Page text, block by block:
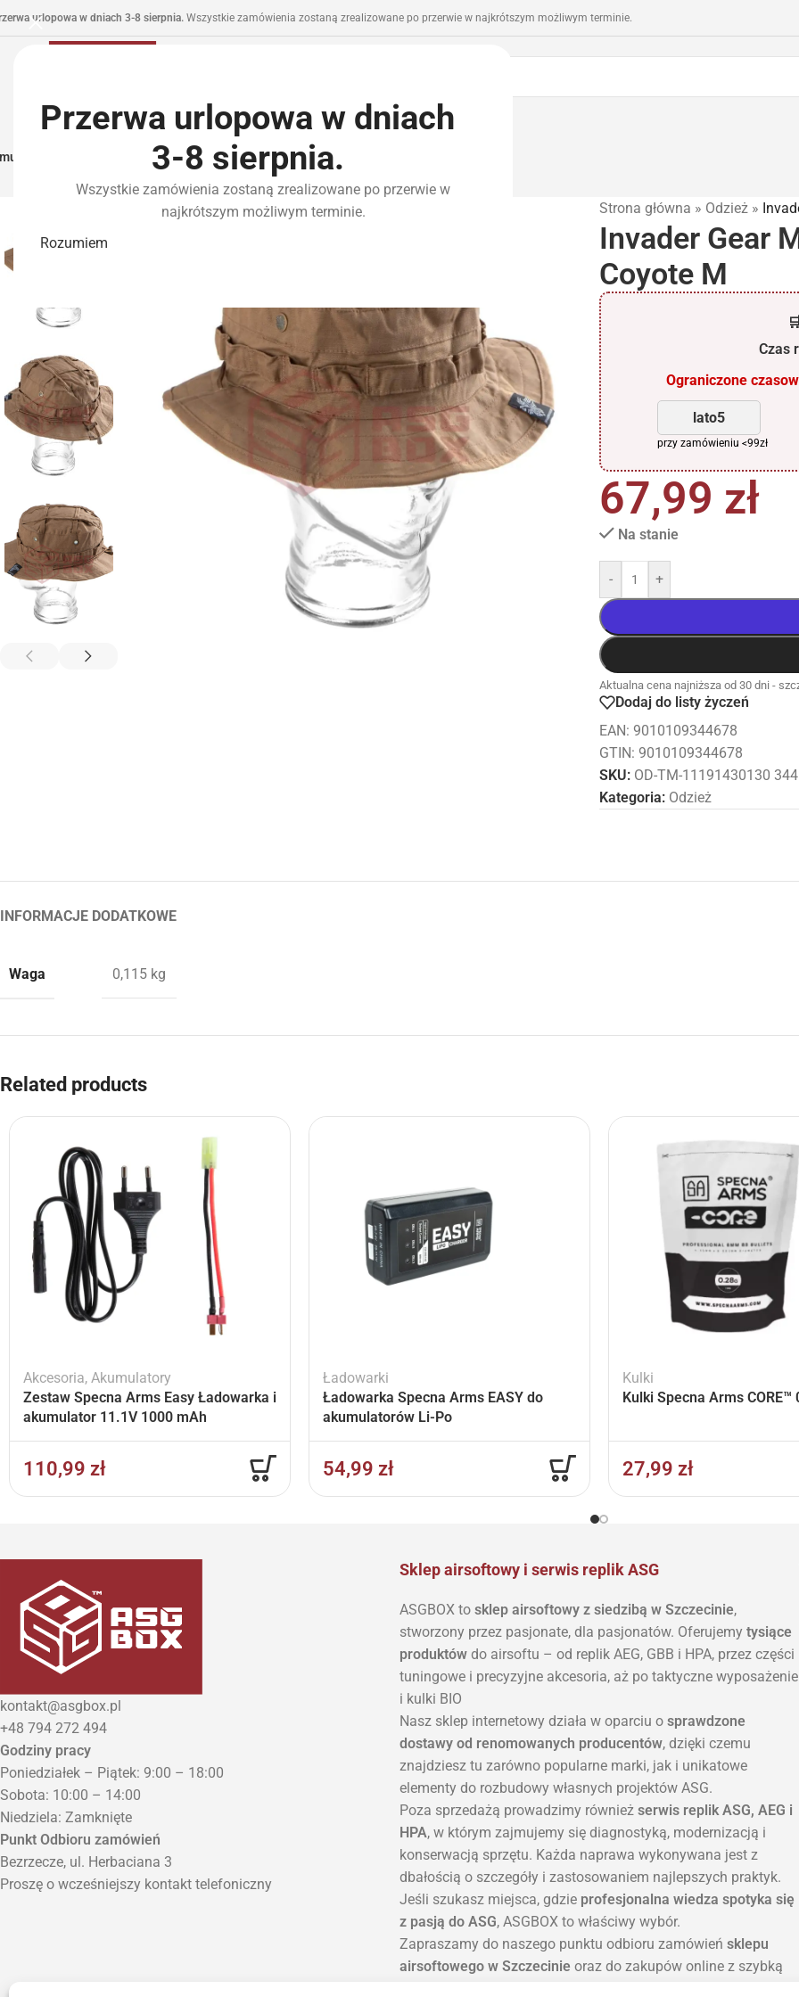
Przerwa urlopowa w dniach
3-8 sierpnia.
Wszystkie zamówienia zostaną zrealizowane po przerwie w
najkrótszym możliwym terminie.
Rozumiem
urlopowa w dniach 3-8 sierpnia. Wszystkie zamówienia zostaną zrealizowane po przerwie w najkrótszym możliwym terminie.
I Zasilanie Części I Tuning HPAWyposażenie Taktyczne
Strona główna » Odzież »
Invader Gear
Coyote M
Czas
Ograniczone
lato5
przy zamówieniu <99zł
67,99 zł
Na stanie
- +
Aktualna cena najniższa od 30 dni -
Dodaj do listy życzeń
EAN: 9010109344678
GTIN: 9010109344678
SKU: OD-TM-11191430130
Kategoria: Odzież
INFORMACJE DODATKOWE
Waga 0,115 kg
Related products
Akcesoria, Akumulatory
Zestaw Specna Arms Easy Ładowarka i
akumulator 11.1V 1000 mAh
110,99 zł
Ładowarki
Ładowarka Specna Arms EASY do
akumulatorów Li-Po
54,99 zł
Kulki
Kulki Specna Arms CORE™
27,99 zł
kontakt@asgbox.pl
+48 794 272 494
Godziny pracy
Poniedziałek – Piątek: 9:00 – 18:00
Sobota: 10:00 – 14:00
Niedziela: Zamknięte
Punkt Odbioru zamówień
Bezrzecze, ul. Herbaciana 3
Proszę o wcześniejszy kontakt telefoniczny
Sklep airsoftowy i serwis replik ASG
ASGBOX to sklep airsoftowy z siedzibą w Szczecinie,
stworzony przez pasjonate, dla pasjonatów. Oferujemy tysiące
produktów do airsoftu – od replik AEG, GBB i HPA, przez części
tuningowe i precyzyjne akcesoria, aż po taktyczne wyposażenie
i kulki BIO
Nasz sklep internetowy działa w oparciu o sprawdzone
dostawy od renomowanych producentów, dzięki czemu
znajdziesz tu zarówno popularne marki, jak i unikatowe
elementy do rozbudowy własnych projektów ASG.
Poza sprzedażą prowadzimy również serwis replik ASG, AEG i
HPA, w którym zajmujemy się diagnostyką, modernizacją i
konserwacją sprzętu. Każda naprawa wykonywana jest z
dbałością o szczegóły i zastosowaniem najlepszych praktyk.
Jeśli szukasz miejsca, gdzie profesjonalna wiedza spotyka się
z pasją do ASG, ASGBOX to właściwy wybór.
Zapraszamy do naszego punktu odbioru zamówień sklepu
airsoftowego w Szczecinie oraz do zakupów online z szybką